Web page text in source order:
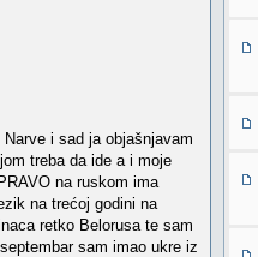
i sad ja objašnjavam
treba da ide a i moje
na ruskom ima
na trećoj godini na
retko Belorusa te sam
sam imao ukre iz